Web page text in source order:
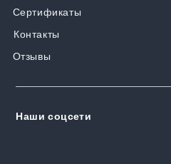
Отзывы
Контакты
Наши соцсети
Сертификаты